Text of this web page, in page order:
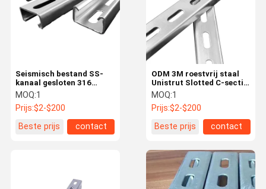
ODM 3M roestvrij staal
Unistrut Slotted C-sectie
kanaal voor industriële
instellingen
MOQ:1
Prijs:$2-$200
Beste prijs
contact
Seismisch bestand SS-
kanaal gesloten 316
roestvrij Unistrut voor
gebouwen
MOQ:1
Prijs:$2-$200
Beste prijs
contact